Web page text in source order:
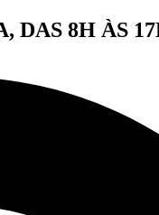
DAS 8H ÀS